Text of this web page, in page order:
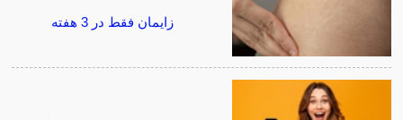
زایمان فقط در 3 هفته